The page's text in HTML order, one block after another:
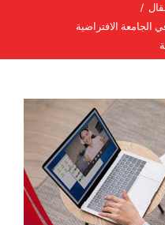
الجامعة الافتراضية